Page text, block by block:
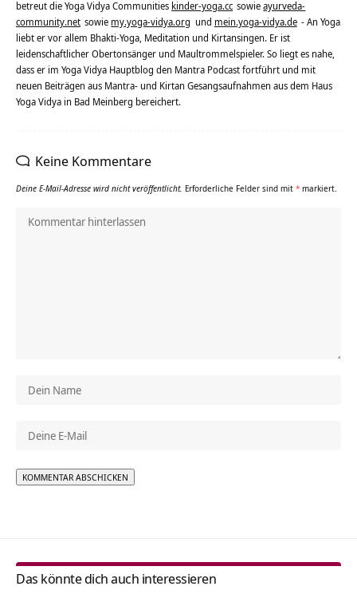
betreut die Yoga Vidya Communities kinder-yoga.cc sowieayurveda-
community.net sowie my.yoga-vidya.org und mein.yoga-vidya.de - An Yoga
liebt er vor allem Bhakti-Yoga, Meditation und Kirtansingen. Er ist
leidenschaftlicher Obertonsänger und Maultrommelspieler. So liegt es nahe,
dass er im Yoga Vidya Hauptblog den Mantra Podcast fortführt und mit
neuen Beiträgen aus Mantra- und Kirtan Gesangsaufnahmen aus dem Haus
Yoga Vidya in Bad Meinberg bereichert.
Keine Kommentare
Deine E-Mail-Adresse wird nicht veröffentlicht. Erforderliche Felder sind mit * markiert.
Das könnte dich auch interessieren